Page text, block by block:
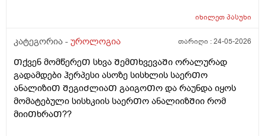
იხილეთპასუხი
კატეგორია - უროლოგია თარიღი :24-05-2026
Თქვენ მომწერეᲗ სხვა ᲨემᲗხვევაᲨი ორალურად
გადამდები ჰერპესი ასოზე სისხლის საერᲗო
ანალიზიᲗ ᲨეგიᲫლიაᲗ გაიგოᲗო და რაუნდა იყოს
მომატებული სისხკიის საერᲗო ანალიიზᲨიი რომ
მიიᲗხრაᲗ??